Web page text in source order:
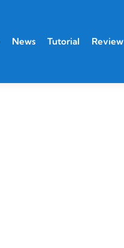
News Tutorial Review